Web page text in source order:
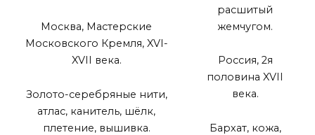
Москва, Мастерские
Московского Кремля, XVI-
XVII века.
Золото-серебряные нити,
атлас, канитель, шёлк,
плетение, вышивка.
расшитый
жемчугом.
Россия, 2я
половина XVII
века.
Бархат, кожа,